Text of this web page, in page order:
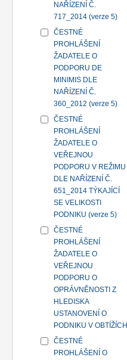
NAŘÍZENÍ Č.
717_2014 (verze 5)
ČESTNÉ
PROHLÁŠENÍ
ŽADATELE O
PODPORU DE
MINIMIS DLE
NAŘÍZENÍ Č.
360_2012 (verze 5)
ČESTNÉ
PROHLÁŠENÍ
ŽADATELE O
VEŘEJNOU
PODPORU V REŽIMU
DLE NAŘÍZENÍ Č.
651_2014 TÝKAJÍCÍ
SE VELIKOSTI
PODNIKU (verze 5)
ČESTNÉ
PROHLÁŠENÍ
ŽADATELE O
VEŘEJNOU
PODPORU O
OPRÁVNĚNOSTI Z
HLEDISKA
USTANOVENÍ O
PODNIKU V OBTÍŽÍCH
ČESTNÉ
PROHLÁŠENÍ O